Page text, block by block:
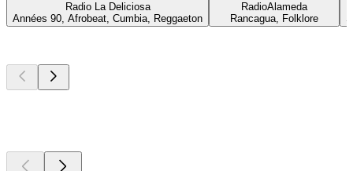
Radio La Deliciosa
Années 90, Afrobeat, Cumbia, Reggaeton
RadioAlameda
Rancagua, Folklore